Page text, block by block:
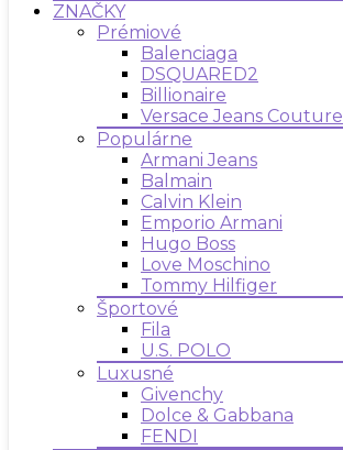
ZNAČKY
Prémiové
Balenciaga
DSQUARED2
Billionaire
Versace Jeans Couture
Populárne
Armani Jeans
Balmain
Calvin Klein
Emporio Armani
Hugo Boss
Love Moschino
Tommy Hilfiger
Športové
Fila
U.S. POLO
Luxusné
Givenchy
Dolce & Gabbana
FENDI